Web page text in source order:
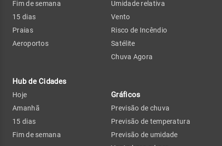
Fim de semana
15 dias
Praias
Aeroportos
Hub de Cidades
Hoje
Amanhã
15 dias
Fim de semana
Umidade relativa
Vento
Risco de Incêndio
Satélite
Chuva Agora
Gráficos
Previsão de chuva
Previsão de temperatura
Previsão de umidade